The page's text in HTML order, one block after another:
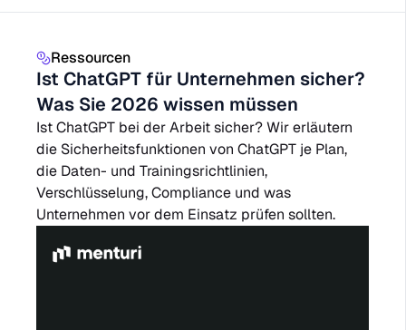
Ressourcen
Ist ChatGPT für Unternehmen sicher?
Was Sie 2026 wissen müssen
Ist ChatGPT bei der Arbeit sicher? Wir erläutern
die Sicherheitsfunktionen von ChatGPT je Plan,
die Daten- und Trainingsrichtlinien,
Verschlüsselung, Compliance und was
Unternehmen vor dem Einsatz prüfen sollten.